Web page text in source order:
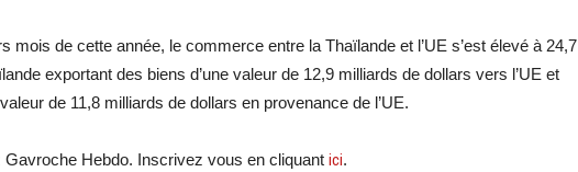
mois de cette année, le commerce entre la Thaïlande et l’UE s’est élevé à 24,7
exportant des biens d’une valeur de 12,9 milliards de dollars vers l’UE et
de 11,8 milliards de dollars en provenance de l’UE.
Hebdo. Inscrivez vous en cliquant ici.